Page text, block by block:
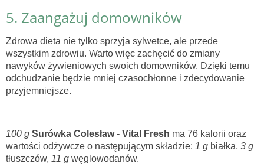
5. Zaangażuj domowników
Zdrowa dieta nie tylko sprzyja sylwetce, ale przede
wszystkim zdrowiu. Warto więc zachęcić do zmiany
nawyków żywieniowych swoich domowników. Dzięki temu
odchudzanie będzie mniej czasochłonne i zdecydowanie
przyjemniejsze.
100 g Surówka Colesław - Vital Fresh ma 76 kalorii oraz
wartości odżywcze o następującym składzie: 1 g białka, 3 g
tłuszczów, 11 g węglowodanów.